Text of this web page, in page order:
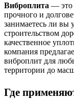
Виброплита — это
прочного и
занимаетесь ли вы
строительством
качественное
компания
виброплит для
территории до
Где